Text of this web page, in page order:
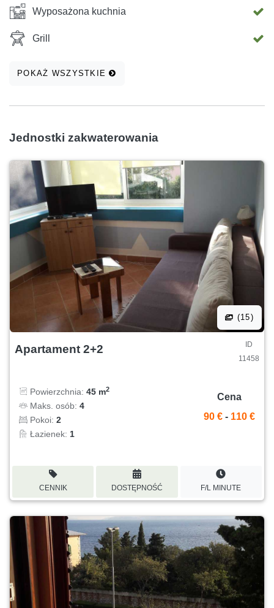
Wyposażona kuchnia
Grill
POKAŻ WSZYSTKIE
Jednostki zakwaterowania
(15)
Apartament 2+2
ID
11458
Powierzchnia: 45 m2
Maks. osób: 4
Pokoi: 2
Łazienek: 1
Cena
90 € - 110 €
CENNIK DOSTĘPNOŚĆ F/L MINUTE